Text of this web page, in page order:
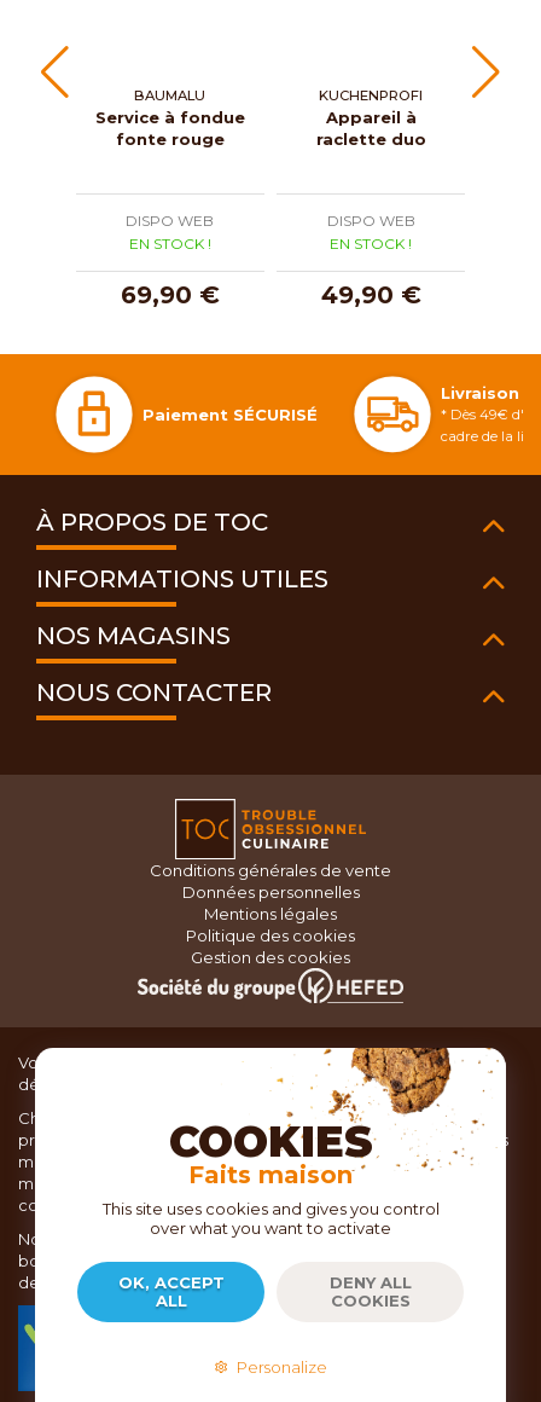
BAUMALU
Service à fondue
fonte rouge
DISPO WEB
EN STOCK !
69,90 €
KUCHENPROFI
Appareil à
raclette duo
DISPO WEB
EN STOCK !
49,90 €
Paiement SÉCURISÉ
Livraison
* Dès 49€
cadre de la
À PROPOS DE TOC
INFORMATIONS UTILES
NOS MAGASINS
NOUS CONTACTER
Conditions générales de vente
Données personnelles
Mentions légales
Politique des cookies
Gestion des cookies
Vous recherchez du matériel de cuisine pour concocter de
délicieux plats ou des pâtisseries dignes d’un grand chef ?
Chez TOC, boutique d’ustensiles de cuisine, nous vous
proposons une large sélection de produits issus des meilleures
marques de matériel de cuisine: Ustensiles de pâtisserie,
matériel de cuisson, service de table, ustensiles de cuisine,
coutellerie, set picnic.
Nous vous réservons un accueil chaleureux au sein de nos 21
boutiques, mais vous trouverez également tout votre matériel
de cuisine en ligne sur notre site internet toc.fr
commerce et de la vente à distance depuis 2018.
COOKIES
Faits maison
This site uses cookies and gives you control
over what you want to activate
OK, ACCEPT
ALL
DENY ALL
COOKIES
Personalize